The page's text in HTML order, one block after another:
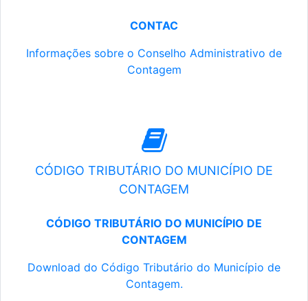
CONTAC
Informações sobre o Conselho Administrativo de
Contagem
CÓDIGO TRIBUTÁRIO DO MUNICÍPIO DE
CONTAGEM
CÓDIGO TRIBUTÁRIO DO MUNICÍPIO DE
CONTAGEM
Download do Código Tributário do Município de
Contagem.